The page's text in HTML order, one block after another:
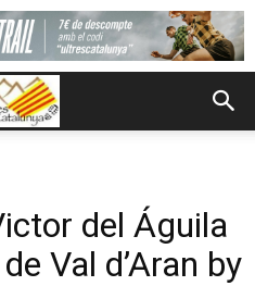
del Águila
Val d’Aran by